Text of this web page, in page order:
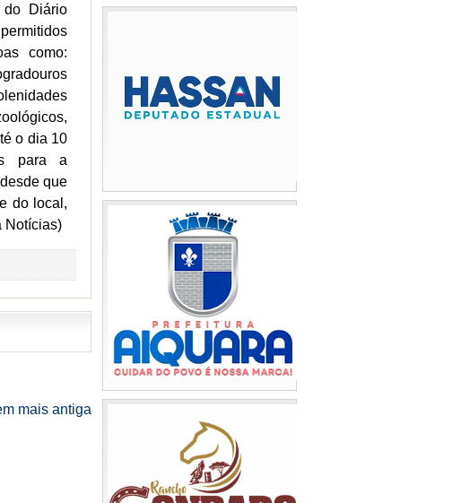
do Diário
como:
o dia 10
para a
que
do local,
Notícias)
mais antiga